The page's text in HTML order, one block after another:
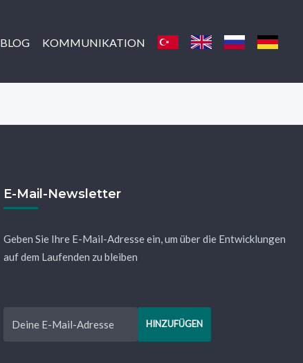
BLOG KOMMUNIKATION
E-Mail-Newsletter
Geben Sie Ihre E-Mail-Adresse ein, um über die Entwicklungen
auf dem Laufenden zu bleiben